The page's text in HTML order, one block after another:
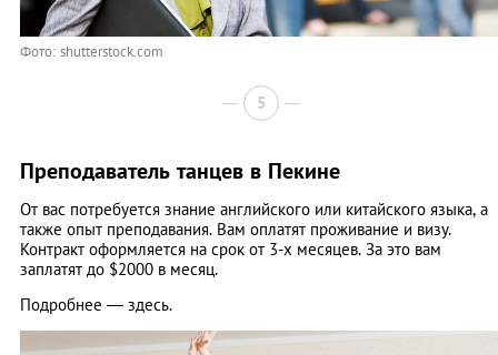
Фото: shutterstock.com
5
Преподаватель танцев в Пекине
От вас потребуется знание английского или китайского языка, а
также опыт преподавания. Вам оплатят проживание и визу.
Контракт оформляется на срок от 3-х месяцев. За это вам
заплатят до $2000 в месяц.
Подробнее — здесь.